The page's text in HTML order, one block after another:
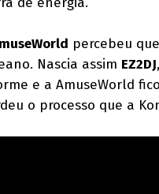
percebeu
Nascia assim EZ2DJ
e a AmuseWorld
o processo que a